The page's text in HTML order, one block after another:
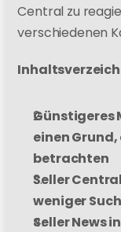
Central zu
verschiedenen
Günstigeres
einen
betrachten
Seller
weniger
Seller News